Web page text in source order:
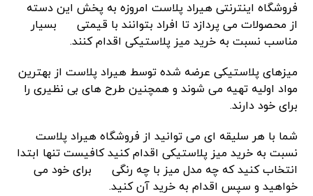
فروشگاه اینترنتی هیراد پلاست امروزه به پخش این دسته
از محصولات می پردازد تا افراد بتوانند با قیمتی
بسیار
مناسب نسبت به خرید میز پلاستیکی اقدام کنند.
میزهای پلاستیکی عرضه شده توسط هیراد پلاست از بهترین
مواد اولیه تهیه می شوند و همچنین طرح های بی نظیری را
برای خود دارند.
شما با هر سلیقه ای می توانید از فروشگاه هیراد پلاست
نسبت به خرید میز پلاستیکی اقدام کنید کافیست تنها ابتدا
انتخاب کنید که چه مدل میز با چه رنگی
برای خود می
خواهید و سپس اقدام به خرید آن کنید.